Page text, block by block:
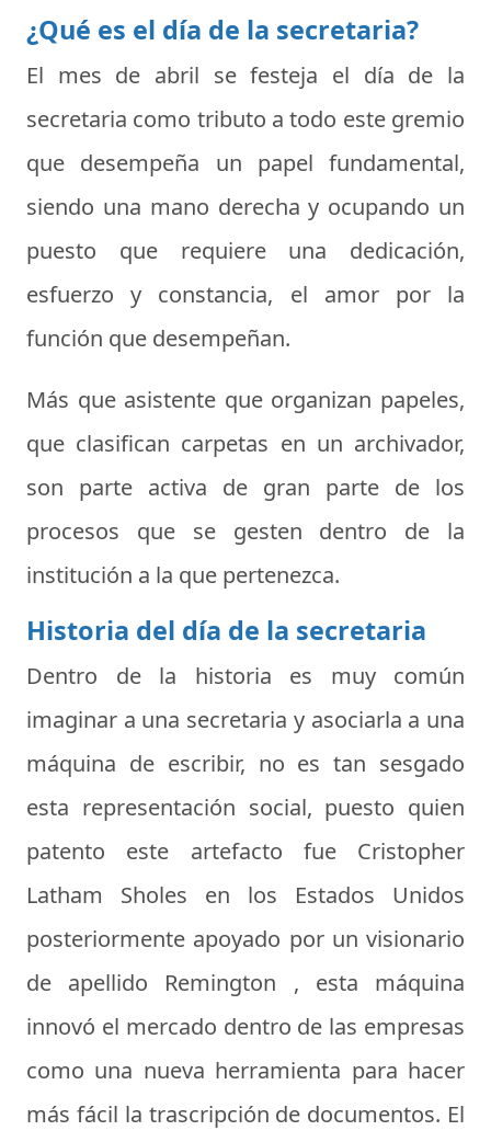
¿Qué es el día de la secretaria?
El mes de abril se festeja el día de la
secretaria como tributo a todo este gremio
que desempeña un papel fundamental,
siendo una mano derecha y ocupando un
puesto que requiere una dedicación,
esfuerzo y constancia, el amor por la
función que desempeñan.
Más que asistente que organizan papeles,
que clasifican carpetas en un archivador,
son parte activa de gran parte de los
procesos que se gesten dentro de la
institución a la que pertenezca.
Historia del día de la secretaria
Dentro de la historia es muy común
imaginar a una secretaria y asociarla a una
máquina de escribir, no es tan sesgado
esta representación social, puesto quien
patento este artefacto fue Cristopher
Latham Sholes en los Estados Unidos
posteriormente apoyado por un visionario
de apellido Remington , esta máquina
innovó el mercado dentro de las empresas
como una nueva herramienta para hacer
más fácil la trascripción de documentos. El